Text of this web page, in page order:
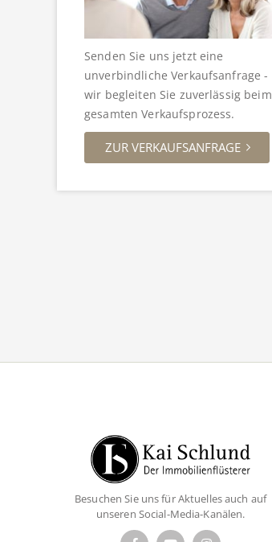
Senden Sie uns jetzt eine
unverbindliche Verkaufsanfrage -
wir begleiten Sie zuverlässig beim
gesamten Verkaufsprozess.
ZUR VERKAUFSANFRAGE
Besuchen Sie uns für Aktuelles auch auf
unseren Social-Media-Kanälen.